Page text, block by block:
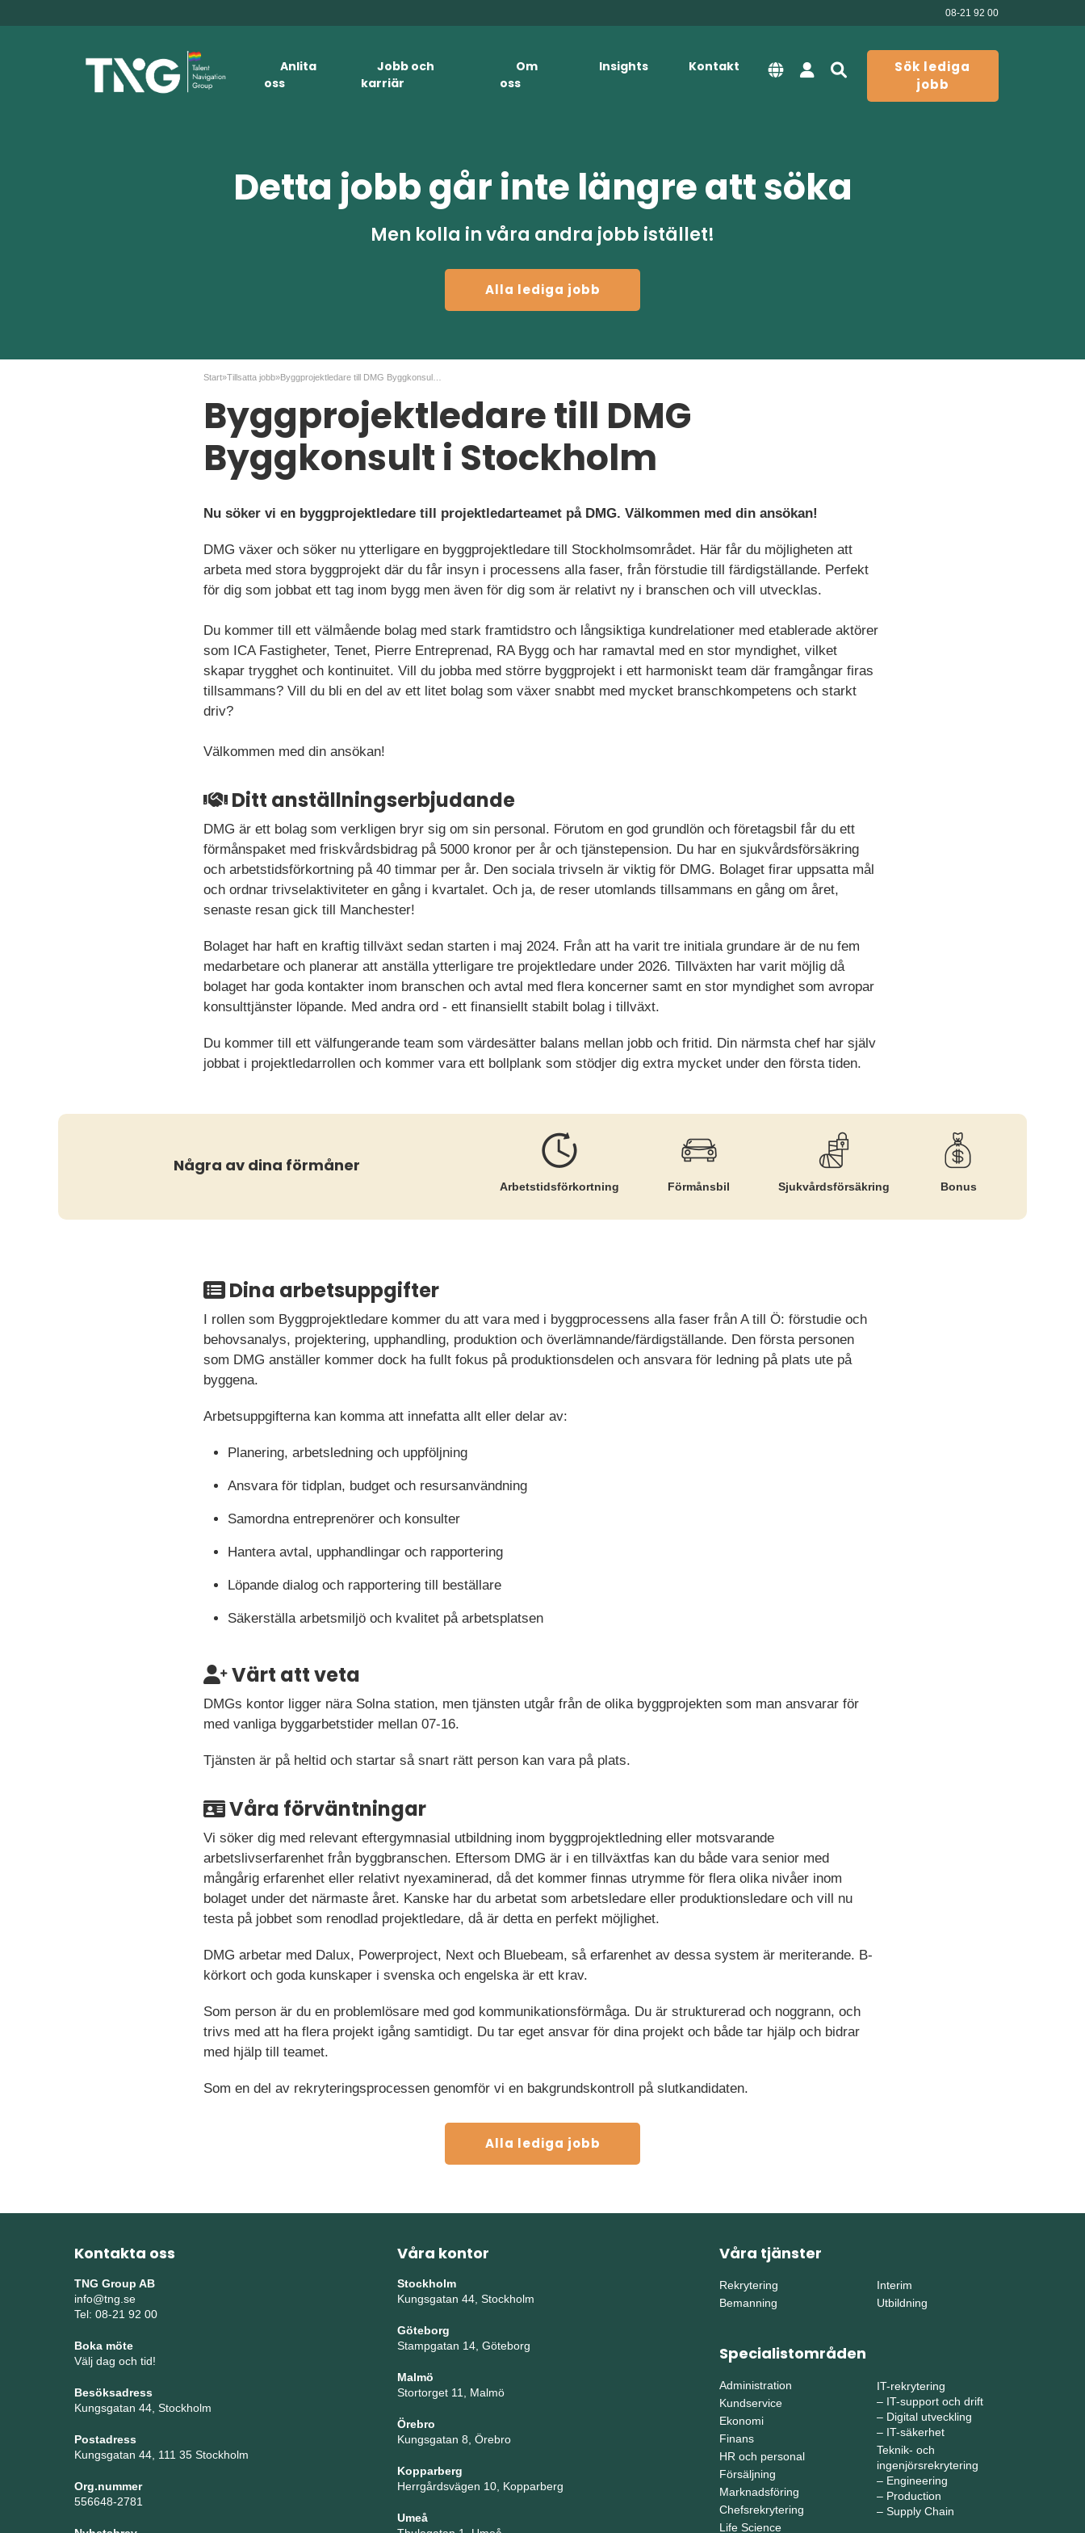
08-21 92 00
Anlita
oss
Jobb och
karriär
Om
oss
Insights Kontakt
Sök lediga
jobb
Detta jobb går inte längre att söka
Men kolla in våra andra jobb istället!
Alla lediga jobb
Start»Tillsatta jobb»
Byggprojektledare till DMG
Byggkonsult i Stockholm
Nu söker vi en byggprojektledare till projektledarteamet på DMG. Välkommen med din ansökan!
DMG växer och söker nu ytterligare en byggprojektledare till Stockholmsområdet. Här får du möjligheten att
arbeta med stora byggprojekt där du får insyn i processens alla faser, från förstudie till färdigställande. Perfekt
för dig som jobbat ett tag inom bygg men även för dig som är relativt ny i branschen och vill utvecklas.
Du kommer till ett välmående bolag med stark framtidstro och långsiktiga kundrelationer med etablerade aktörer
som ICA Fastigheter, Tenet, Pierre Entreprenad, RA Bygg och har ramavtal med en stor myndighet, vilket
skapar trygghet och kontinuitet. Vill du jobba med större byggprojekt i ett harmoniskt team där framgångar firas
tillsammans? Vill du bli en del av ett litet bolag som växer snabbt med mycket branschkompetens och starkt
driv?
Välkommen med din ansökan!
Ditt anställningserbjudande
DMG är ett bolag som verkligen bryr sig om sin personal. Förutom en god grundlön och företagsbil får du ett
förmånspaket med friskvårdsbidrag på 5000 kronor per år och tjänstepension. Du har en sjukvårdsförsäkring
och arbetstidsförkortning på 40 timmar per år. Den sociala trivseln är viktig för DMG. Bolaget firar uppsatta mål
och ordnar trivselaktiviteter en gång i kvartalet. Och ja, de reser utomlands tillsammans en gång om året,
senaste resan gick till Manchester!
Bolaget har haft en kraftig tillväxt sedan starten i maj 2024. Från att ha varit tre initiala grundare är de nu fem
medarbetare och planerar att anställa ytterligare tre projektledare under 2026. Tillväxten har varit möjlig då
bolaget har goda kontakter inom branschen och avtal med flera koncerner samt en stor myndighet som avropar
konsulttjänster löpande. Med andra ord - ett finansiellt stabilt bolag i tillväxt.
Du kommer till ett välfungerande team som värdesätter balans mellan jobb och fritid. Din närmsta chef har själv
jobbat i projektledarrollen och kommer vara ett bollplank som stödjer dig extra mycket under den första tiden.
Några av dina förmåner
Arbetstids­förkortning Förmånsbil Sjukvårds­försäkring Bonus
Dina arbetsuppgifter
I rollen som Byggprojektledare kommer du att vara med i byggprocessens alla faser från A till Ö: förstudie och
behovsanalys, projektering, upphandling, produktion och överlämnande/färdigställande. Den första personen
som DMG anställer kommer dock ha fullt fokus på produktionsdelen och ansvara för ledning på plats ute på
byggena.
Arbetsuppgifterna kan komma att innefatta allt eller delar av:
Planering, arbetsledning och uppföljning
Ansvara för tidplan, budget och resursanvändning
Samordna entreprenörer och konsulter
Hantera avtal, upphandlingar och rapportering
Löpande dialog och rapportering till beställare
Säkerställa arbetsmiljö och kvalitet på arbetsplatsen
Värt att veta
DMGs kontor ligger nära Solna station, men tjänsten utgår från de olika byggprojekten som man ansvarar för
med vanliga byggarbetstider mellan 07-16.
Tjänsten är på heltid och startar så snart rätt person kan vara på plats.
Våra förväntningar
Vi söker dig med relevant eftergymnasial utbildning inom byggprojektledning eller motsvarande
arbetslivserfarenhet från byggbranschen. Eftersom DMG är i en tillväxtfas kan du både vara senior med
mångårig erfarenhet eller relativt nyexaminerad, då det kommer finnas utrymme för flera olika nivåer inom
bolaget under det närmaste året. Kanske har du arbetat som arbetsledare eller produktionsledare och vill nu
testa på jobbet som renodlad projektledare, då är detta en perfekt möjlighet.
DMG arbetar med Dalux, Powerproject, Next och Bluebeam, så erfarenhet av dessa system är meriterande. B-
körkort och goda kunskaper i svenska och engelska är ett krav.
Som person är du en problemlösare med god kommunikationsförmåga. Du är strukturerad och noggrann, och
trivs med att ha flera projekt igång samtidigt. Du tar eget ansvar för dina projekt och både tar hjälp och bidrar
med hjälp till teamet.
Som en del av rekryteringsprocessen genomför vi en bakgrundskontroll på slutkandidaten.
Alla lediga jobb
Kontakta oss
TNG Group AB
info@tng.se
Tel: 08-21 92 00
Boka möte
Välj dag och tid!
Besöksadress
Kungsgatan 44, Stockholm
Postadress
Kungsgatan 44, 111 35 Stockholm
Org.nummer
556648-2781
Våra kontor
Stockholm
Kungsgatan 44, Stockholm
Göteborg
Stampgatan 14, Göteborg
Malmö
Stortorget 11, Malmö
Örebro
Kungsgatan 8, Örebro
Kopparberg
Herrgårdsvägen 10, Kopparberg
Umeå
Våra tjänster
Rekrytering
Bemanning
Interim
Utbildning
Specialistområden
Administration
Kundservice
Ekonomi
Finans
HR och personal
Försäljning
Marknadsföring
Chefsrekrytering
Life Science
IT-rekrytering
– IT-support och drift
– Digital utveckling
– IT-säkerhet
Teknik- och
ingenjörsrekrytering
– Engineering
– Production
– Supply Chain